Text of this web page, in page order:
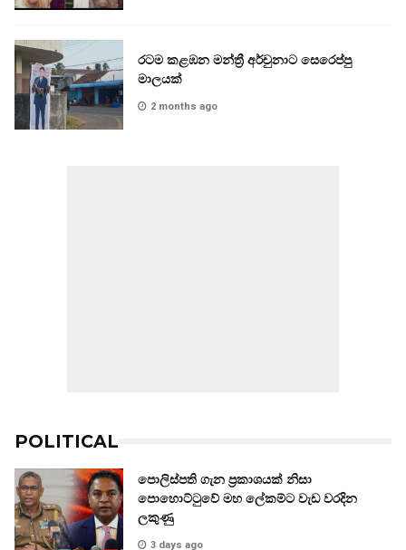
රටම කළඹන මන්ත්‍රී අර්චුනාට සෙරෙප්පු
මාලයක්
2 months ago
POLITICAL
පොලිස්පති ගැන ප්‍රකාශයක් නිසා
පොහොට්ටුවේ මහ ලේකම්ට වැඩ වරදින
ලකුණු
3 days ago